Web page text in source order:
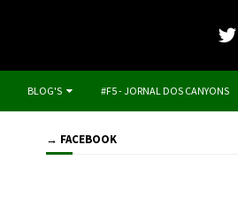
BLOG'S #F5 - JORNAL DOS CANYONS
→ FACEBOOK